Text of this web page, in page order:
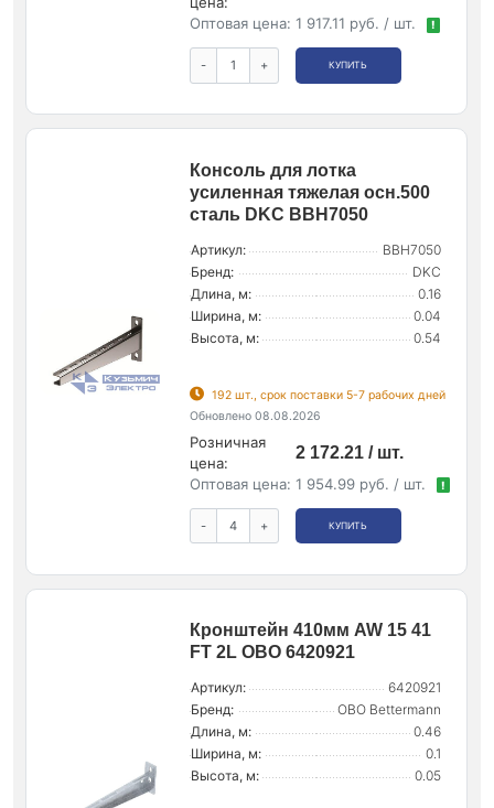
Оптовая цена: 1 917.11 руб. / шт. !
- + КУПИТЬ
Консоль для лотка
усиленная тяжелая осн.500
сталь DKC BBH7050
Артикул:
BBH7050
Бренд:
DKC
Длина, м:
0.16
Ширина, м:
0.04
Высота, м:
0.54
192 шт., срок поставки 5-7 рабочих дней
Обновлено 08.08.2026
Розничная
цена:
2 172.21 / шт.
Оптовая цена: 1 954.99 руб. / шт. !
- + КУПИТЬ
Кронштейн 410мм AW 15 41
FT 2L OBO 6420921
Артикул:
6420921
Бренд:
OBO Bettermann
Длина, м:
0.46
Ширина, м:
0.1
Высота, м:
0.05